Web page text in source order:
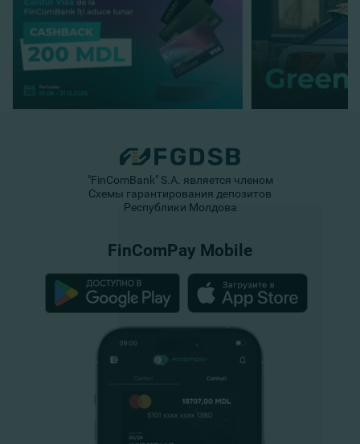
"FinComBank" S.A. является членом
Схемы гарантирования депозитов
Республики Молдова
FinComPay Mobile